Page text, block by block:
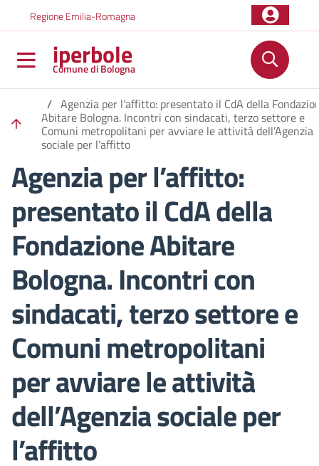
Regione Emilia-Romagna
iperbole
Comune di Bologna
/ Agenzia per l’affitto: presentato il CdA della
Abitare Bologna. Incontri con sindacati, terzo settore e
Comuni metropolitani per avviare le attività dell’Agenzia
sociale per l’affitto
Agenzia per l’affitto:
presentato il CdA della
Fondazione Abitare
Bologna. Incontri con
sindacati, terzo settore e
Comuni metropolitani
per avviare le attività
dell’Agenzia sociale per
l’affitto